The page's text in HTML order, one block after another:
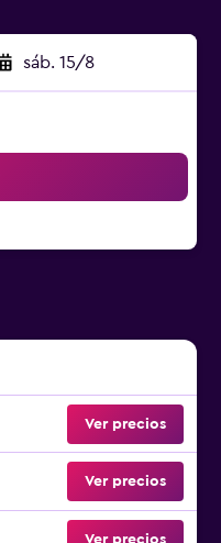
sáb. 15/8
Ver precios
Ver precios
Ver precios